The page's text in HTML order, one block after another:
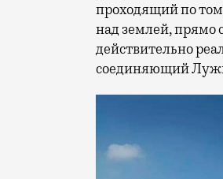
проходящий по
над землей, прямо
действительно
соединяющий